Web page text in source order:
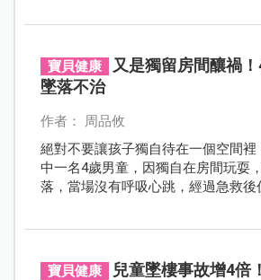
寶貝健康
又是獨留房間釀禍
墜落不治
作者： 周品攸
絕對不要讓孩子獨自待在一個空間
中一名4歲男童，因獨自在房間玩耍
落，當場沒有呼吸心跳，經過急救後
寶貝健康
兒童墜樓事故增4倍